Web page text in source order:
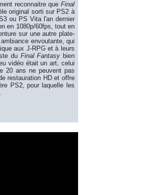
reconnaitre que Final
original sorti sur PS2 à
ou PS Vita l'an dernier
en 1080p/60fps, tout en
sur une autre plate-
envoutante, qui
aux J-RPG et à leurs
du Final Fantasy bien
vidéo était un art, celui
20 ans ne peuvent pas
restauration HD et offre
PS2, pour laquelle les